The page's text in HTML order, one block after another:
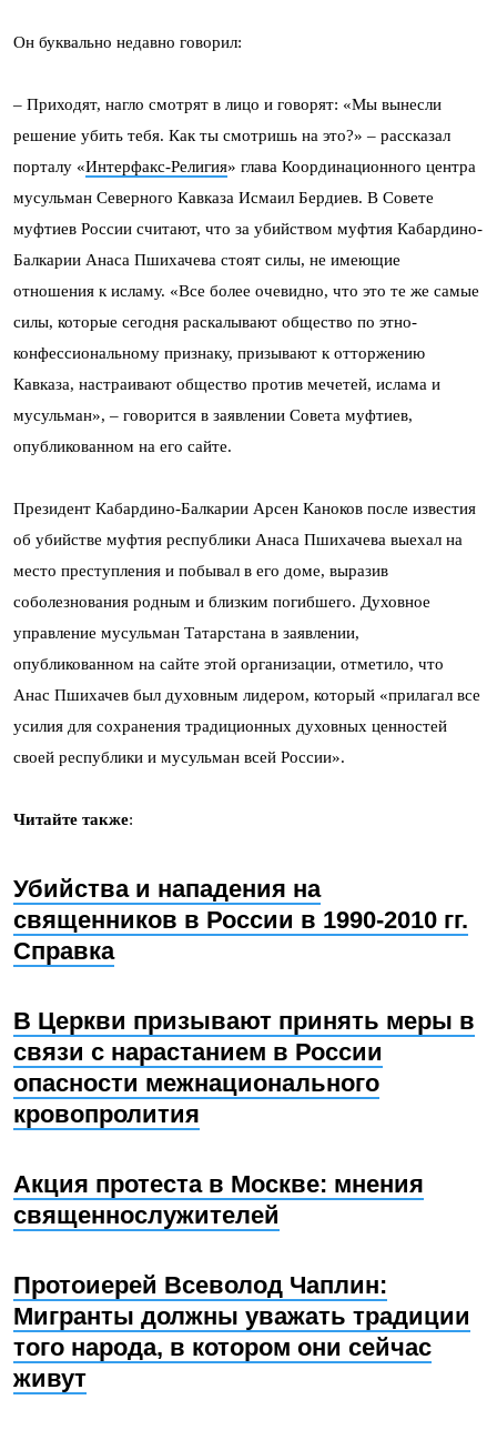
Он буквально недавно говорил:
– Приходят, нагло смотрят в лицо и говорят: «Мы вынесли
решение убить тебя. Как ты смотришь на это?» – рассказал
порталу «Интерфакс-Религия» глава Координационного центра
мусульман Северного Кавказа Исмаил Бердиев. В Совете
муфтиев России считают, что за убийством муфтия Кабардино-
Балкарии Анаса Пшихачева стоят силы, не имеющие
отношения к исламу. «Все более очевидно, что это те же самые
силы, которые сегодня раскалывают общество по этно-
конфессиональному признаку, призывают к отторжению
Кавказа, настраивают общество против мечетей, ислама и
мусульман», – говорится в заявлении Совета муфтиев,
опубликованном на его сайте.
Президент Кабардино-Балкарии Арсен Каноков после известия
об убийстве муфтия республики Анаса Пшихачева выехал на
место преступления и побывал в его доме, выразив
соболезнования родным и близким погибшего. Духовное
управление мусульман Татарстана в заявлении,
опубликованном на сайте этой организации, отметило, что
Анас Пшихачев был духовным лидером, который «прилагал все
усилия для сохранения традиционных духовных ценностей
своей республики и мусульман всей России».
Читайте также:
Убийства и нападения на
священников в России в 1990-2010 гг.
Справка
В Церкви призывают принять меры в
связи с нарастанием в России
опасности межнационального
кровопролития
Акция протеста в Москве: мнения
священнослужителей
Протоиерей Всеволод Чаплин:
Мигранты должны уважать традиции
того народа, в котором они сейчас
живут